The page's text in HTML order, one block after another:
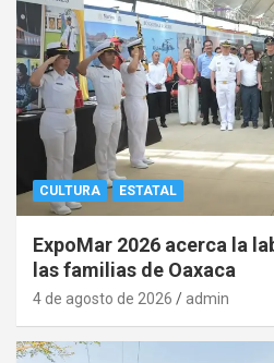
CULTURA ESTATAL
ExpoMar 2026 acerca la
las familias de Oaxaca
4 de agosto de 2026 admin